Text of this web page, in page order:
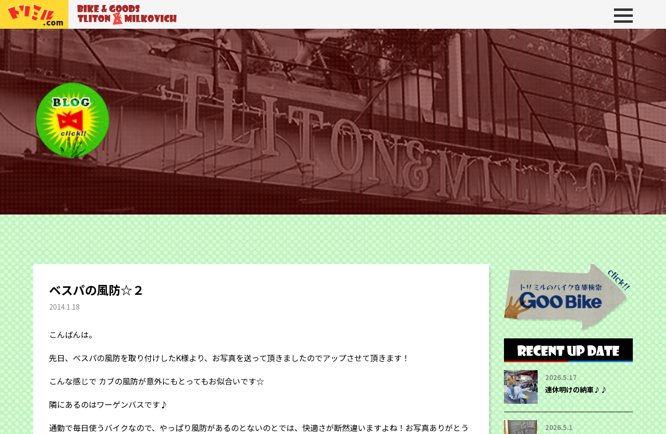
トリトン＆ミルコビッチ
ベスパの風防☆２
2014.1.18
こんばんは。
先日、ベスパの風防を取り付けしたK様より、お写真を送って頂きましたのでアップさせて頂きます！
こんな感じで カブの風防が意外にもとってもお似合いです☆
隣にあるのはワーゲンバスです♪
通勤で毎日使うバイクなので、やっぱり風防があるのとないのとでは、快適さが断然違いますよね！お写真ありがとう
2026.5.17
連休明けの納車♪♪
2026.5.1